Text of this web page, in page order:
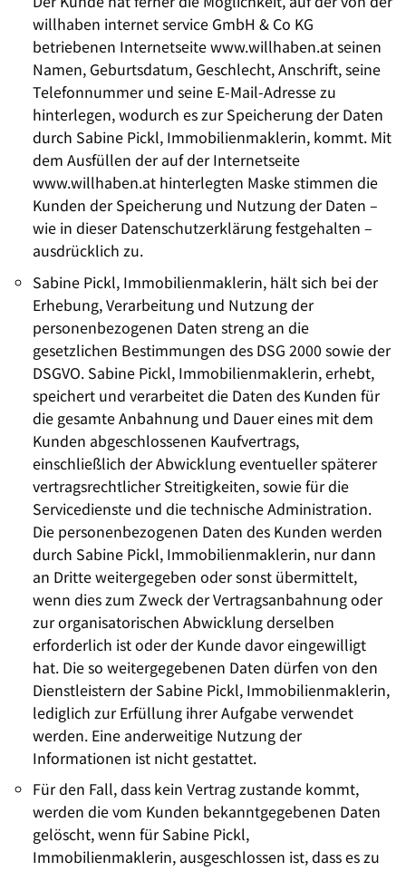
willhaben internet service GmbH & Co KG
betriebenen Internetseite www.willhaben.at seinen
Namen, Geburtsdatum, Geschlecht, Anschrift, seine
Telefonnummer und seine E-Mail-Adresse zu
hinterlegen, wodurch es zur Speicherung der Daten
durch Sabine Pickl, Immobilienmaklerin, kommt. Mit
dem Ausfüllen der auf der Internetseite
www.willhaben.at hinterlegten Maske stimmen die
Kunden der Speicherung und Nutzung der Daten –
wie in dieser Datenschutzerklärung festgehalten –
ausdrücklich zu.
Sabine Pickl, Immobilienmaklerin, hält sich bei der
Erhebung, Verarbeitung und Nutzung der
personenbezogenen Daten streng an die
gesetzlichen Bestimmungen des DSG 2000 sowie der
DSGVO. Sabine Pickl, Immobilienmaklerin, erhebt,
speichert und verarbeitet die Daten des Kunden für
die gesamte Anbahnung und Dauer eines mit dem
Kunden abgeschlossenen Kaufvertrags,
einschließlich der Abwicklung eventueller späterer
vertragsrechtlicher Streitigkeiten, sowie für die
Servicedienste und die technische Administration.
Die personenbezogenen Daten des Kunden werden
durch Sabine Pickl, Immobilienmaklerin, nur dann
an Dritte weitergegeben oder sonst übermittelt,
wenn dies zum Zweck der Vertragsanbahnung oder
zur organisatorischen Abwicklung derselben
erforderlich ist oder der Kunde davor eingewilligt
hat. Die so weitergegebenen Daten dürfen von den
Dienstleistern der Sabine Pickl, Immobilienmaklerin,
lediglich zur Erfüllung ihrer Aufgabe verwendet
werden. Eine anderweitige Nutzung der
Informationen ist nicht gestattet.
Für den Fall, dass kein Vertrag zustande kommt,
werden die vom Kunden bekanntgegebenen Daten
gelöscht, wenn für Sabine Pickl,
Immobilienmaklerin, ausgeschlossen ist, dass es zu